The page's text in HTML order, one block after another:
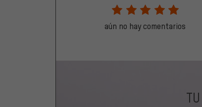
aún no hay comentarios